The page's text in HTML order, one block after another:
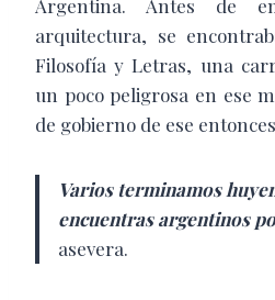
Argentina. Antes de
arquitectura, se
Filosofía y Letras, una
un poco peligrosa en ese
de gobierno de ese
Varios terminamos
encuentras argentinos
asevera.